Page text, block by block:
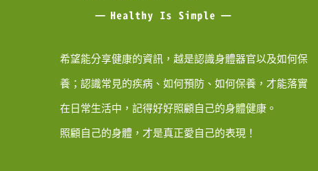
希望能分享健康的資訊，越是認識身體器官以及如何保
養；認識常見的疾病、如何預防、如何保養，才能落實
在日常生活中，記得好好照顧自己的身體健康。
照顧自己的身體，才是真正愛自己的表現！